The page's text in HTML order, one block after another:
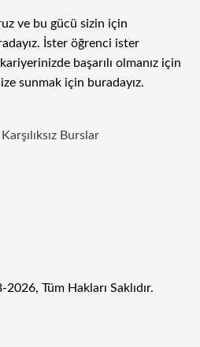
ve bu gücü sizin için
İster öğrenci ister
başarılı olmanız için
sunmak için buradayız.
Burslar
Tüm Hakları Saklıdır.